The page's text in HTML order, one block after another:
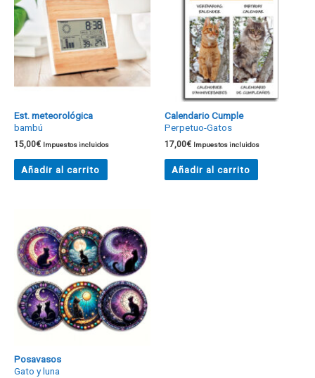
Est. meteorológica
bambú
15,00€ Impuestos incluidos
Añadir al carrito
Calendario Cumple
Perpetuo-Gatos
17,00€ Impuestos incluidos
Añadir al carrito
Posavasos
Gato y luna